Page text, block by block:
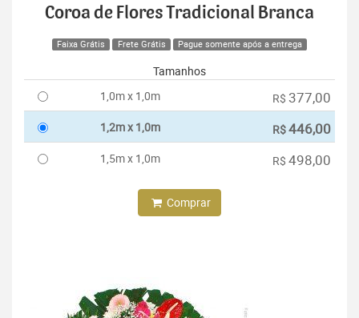
Coroa de Flores Tradicional Branca
Faixa Grátis Frete Grátis Pague somente após a entrega
Tamanhos
1,0m x 1,0m
R$ 377,00
1,2m x 1,0m R$446,00
1,5m x 1,0m R$ 498,00
Comprar